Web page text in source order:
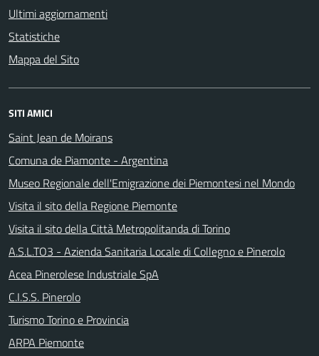
Ultimi aggiornamenti
Statistiche
Mappa del Sito
SITI AMICI
Saint Jean de Moirans
Comuna de Piamonte - Argentina
Museo Regionale dell'Emigrazione dei Piemontesi nel Mondo
Visita il sito della Regione Piemonte
Visita il sito della Città Metropolitanda di Torino
A.S.L.TO3 - Azienda Sanitaria Locale di Collegno e Pinerolo
Acea Pinerolese Industriale SpA
C.I.S.S. Pinerolo
Turismo Torino e Provincia
ARPA Piemonte